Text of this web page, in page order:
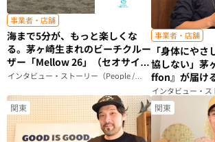
事業者・店舗
海まで5分が、もっと楽しくな
る。茅ヶ崎生まれのビーチクルー
ザー「Mellow 26」（セオサイク
ル）（神奈川県）
インタビュー・ストーリー（People /
Story）
事業者・店舗
「身体にや
協しない」茅
ffon』が届け
フォンケーキ
県）
インタビュー・
Story）
関東 関東